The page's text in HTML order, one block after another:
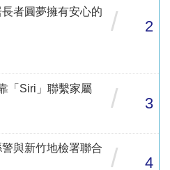
者圓夢擁有安心的
/ 2
「Siri」聯繫家屬
/ 3
與新竹地檢署聯合
/ 4